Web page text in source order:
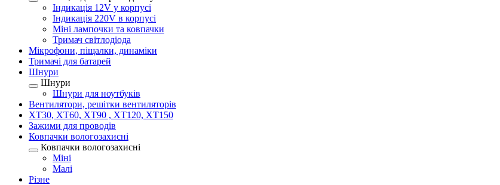
Індикація 12V у корпусі
Індикація 220V в корпусі
Міні лампочки та ковпачки
Тримач світлодіода
Мікрофони, піщалки, динаміки
Тримачі для батарей
Шнури
Шнури
Шнури для ноутбуків
Вентилятори, решітки вентиляторів
XT30, XT60, XT90 , XT120, XT150
Зажими для проводів
Ковпачки вологозахисні
Ковпачки вологозахисні
Міні
Малі
Різне